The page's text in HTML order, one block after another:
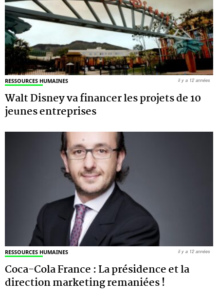
RESSOURCES HUMAINES
Walt Disney va financer les projets de 10
jeunes entreprises
il y a 12 années
RESSOURCES HUMAINES
Coca-Cola France : La présidence et la
direction marketing remaniées !
il y a 12 années